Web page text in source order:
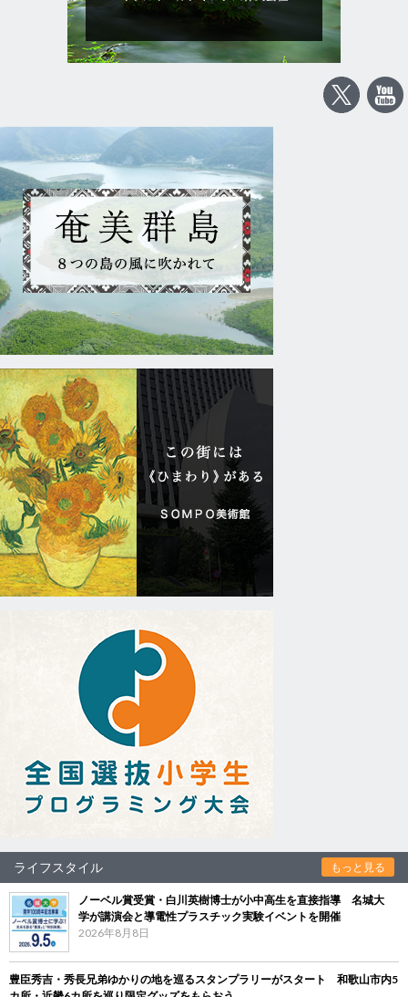
ライフスタイル もっと見る
ノーベル賞受賞・白川英樹博士が小中高生を直接指導 名城大
学が講演会と導電性プラスチック実験イベントを開催
2026年8月8日
豊臣秀吉・秀長兄弟ゆかりの地を巡るスタンプラリーがスタート 和歌山市内5